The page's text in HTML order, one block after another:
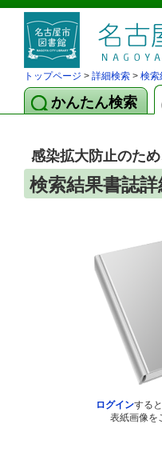
トップページ > 詳細検索 > 検索
かんたん検索
感染拡大防止のた
検索結果書誌詳
ログインする
表紙画像を